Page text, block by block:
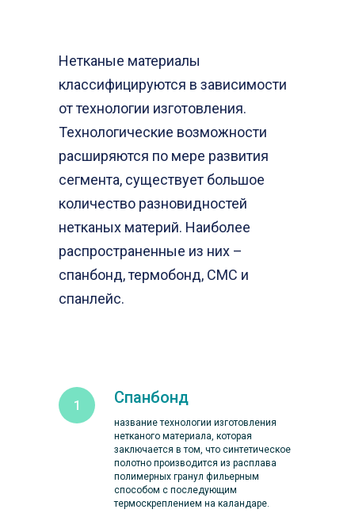
Нетканые материалы
классифицируются в зависимости
от технологии изготовления.
Технологические возможности
расширяются по мере развития
сегмента, существует большое
количество разновидностей
нетканых материй. Наиболее
распространенные из них –
спанбонд, термобонд, СМС и
спанлейс.
Спанбонд
название технологии изготовления
нетканого материала, которая
заключается в том, что синтетическое
полотно производится из расплава
полимерных гранул фильерным
способом с последующим
термоскреплением на каландаре.